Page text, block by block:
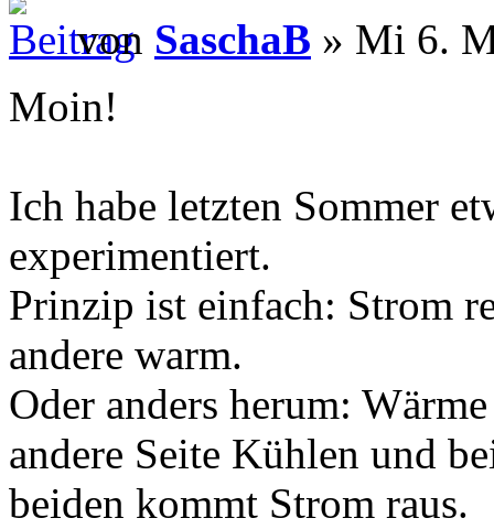
von SaschaB » Mi 6.
Moin!
Ich habe letzten Sommer
experimentiert.
Prinzip ist einfach: Strom
andere warm.
Oder anders herum:
andere Seite Kühlen und
beiden kommt Strom raus.